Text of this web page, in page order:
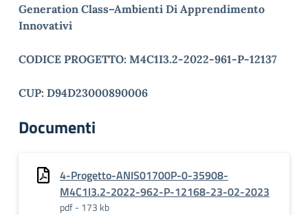
Generation Class–Ambienti Di Apprendimento
Innovativi
CODICE PROGETTO: M4C1I3.2-2022-961-P-12137
CUP: D94D23000890006
Documenti
4-Progetto-ANIS01700P-0-35908-
M4C1I3.2-2022-962-P-12168-23-02-2023
pdf - 173 kb